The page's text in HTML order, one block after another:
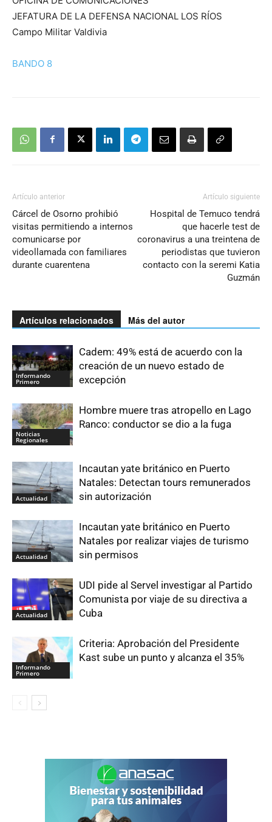
JEFATURA DE LA DEFENSA NACIONAL LOS RÍOS
Campo Militar Valdivia
BANDO 8
Artículo anterior
Cárcel de Osorno prohibió
visitas permitiendo a internos
comunicarse por
videollamada con familiares
durante cuarentena
Artículo siguiente
Hospital de Temuco tendrá
que hacerle test de
coronavirus a una treintena de
periodistas que tuvieron
contacto con la seremi Katia
Guzmán
Artículos relacionados Más del autor
Informando
Primero
Cadem: 49% está de acuerdo con la
creación de un nuevo estado de
excepción
Noticias
Regionales
Hombre muere tras atropello en Lago
Ranco: conductor se dio a la fuga
Actualidad
Incautan yate británico en Puerto
Natales: Detectan tours remunerados
sin autorización
Actualidad
Incautan yate británico en Puerto
Natales por realizar viajes de turismo
sin permisos
Actualidad
UDI pide al Servel investigar al Partido
Comunista por viaje de su directiva a
Cuba
Informando
Primero
Criteria: Aprobación del Presidente
Kast sube un punto y alcanza el 35%